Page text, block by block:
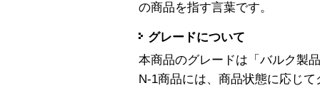
の商品を指す言葉です。
グレードについて
本商品のグレードは「バルク製
N-1商品には、商品状態に応じ